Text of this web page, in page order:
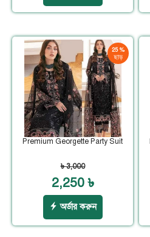
25 %
ছাড়
Premium Georgette Party Suit
৳ 3,000
2,250 ৳
অর্ডার করুন